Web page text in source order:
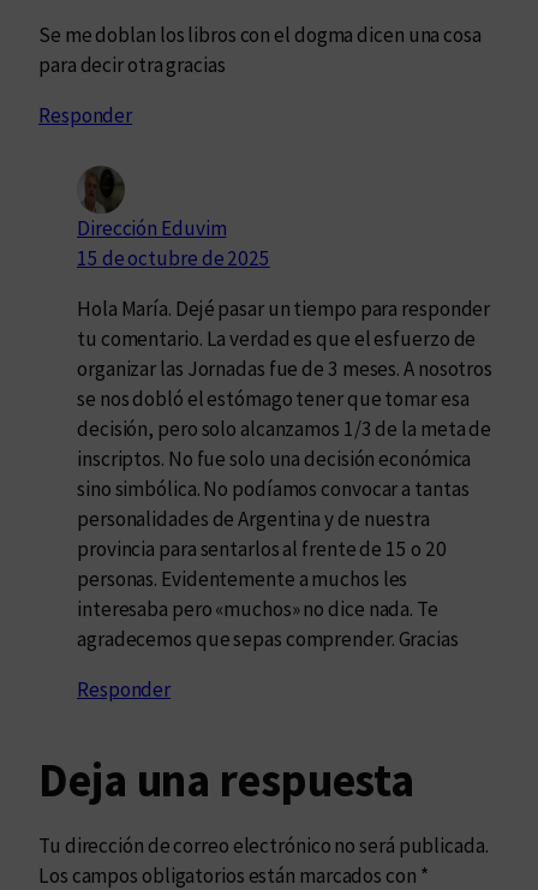
Se me doblan los libros con el dogma dicen una cosa
para decir otra gracias
Responder
Dirección Eduvim
15 de octubre de 2025
Hola María. Dejé pasar un tiempo para responder
tu comentario. La verdad es que el esfuerzo de
organizar las Jornadas fue de 3 meses. A nosotros
se nos dobló el estómago tener que tomar esa
decisión, pero solo alcanzamos 1/3 de la meta de
inscriptos. No fue solo una decisión económica
sino simbólica. No podíamos convocar a tantas
personalidades de Argentina y de nuestra
provincia para sentarlos al frente de 15 o 20
personas. Evidentemente a muchos les
interesaba pero «muchos» no dice nada. Te
agradecemos que sepas comprender. Gracias
Responder
Deja una respuesta
Tu dirección de correo electrónico no será publicada.
Los campos obligatorios están marcados con *